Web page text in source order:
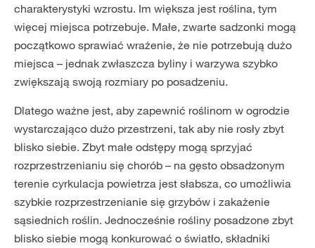
charakterystyki wzrostu. Im większa jest roślina, tym
więcej miejsca potrzebuje. Małe, zwarte sadzonki mogą
początkowo sprawiać wrażenie, że nie potrzebują dużo
miejsca – jednak zwłaszcza byliny i warzywa szybko
zwiększają swoją rozmiary po posadzeniu.
Dlatego ważne jest, aby zapewnić roślinom w ogrodzie
wystarczająco dużo przestrzeni, tak aby nie rosły zbyt
blisko siebie. Zbyt małe odstępy mogą sprzyjać
rozprzestrzenianiu się chorób – na gęsto obsadzonym
terenie cyrkulacja powietrza jest słabsza, co umożliwia
szybkie rozprzestrzenianie się grzybów i zakażenie
sąsiednich roślin. Jednocześnie rośliny posadzone zbyt
blisko siebie mogą konkurować o światło, składniki